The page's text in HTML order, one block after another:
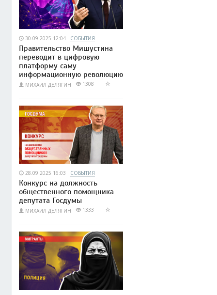
30.09.2025 12:04 СОБЫТИЯ
Правительство Мишустина
переводит в цифровую
платформу саму
информационную революцию
МИХАИЛ ДЕЛЯГИН 1308
28.09.2025 16:03 СОБЫТИЯ
Конкурс на должность
общественного помощника
депутата Госдумы
МИХАИЛ ДЕЛЯГИН 1333